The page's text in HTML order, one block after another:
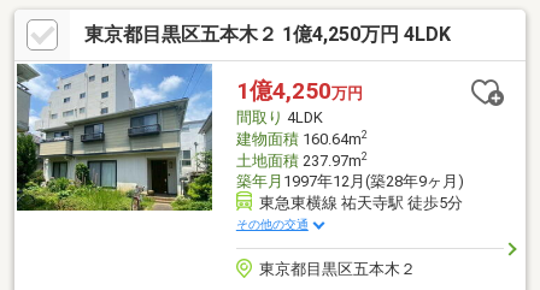
ェアーズリパーク祐天寺2丁目第3 約150ｍ■目黒中町郵便局 約
210ｍ■祐天寺付属幼稚園 約400ｍ■上目黒小学校 約400ｍ■目
黒中央中学校 約260ｍ※別途、私道面積15.16㎡有り。
東京都目黒区五本木２ 1億4,250万円 4LDK
1億4,250万円
間取り 4LDK
建物面積160.64m2
土地面積237.97m2
築年月 1997年12月(築28年9ヶ月)
東急東横線 祐天寺駅 徒歩5分
その他の交通
東京都目黒区五本木２